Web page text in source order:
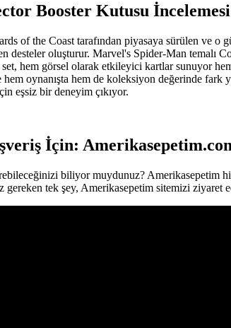
Booster Kutusu İncelemesi
of the Coast tarafından piyasaya sürülen ve
desteler oluşturur. Marvel's Spider-Man
hem görsel olarak etkileyici kartlar sunuyor
hem oynanışta hem de koleksiyon değerinde
eşsiz bir deneyim çıkıyor.
İçin:
biliyor muydunuz? Amerikasepetim
gereken tek şey, Amerikasepetim sitemizi